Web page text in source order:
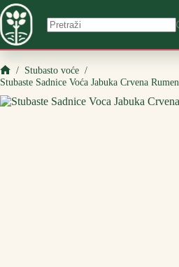
Skip
to
content
Početna
/ Stubasto voće /
Stubaste Sadnice Voća Jabuka Crvena